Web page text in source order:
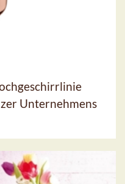
Unternehmens